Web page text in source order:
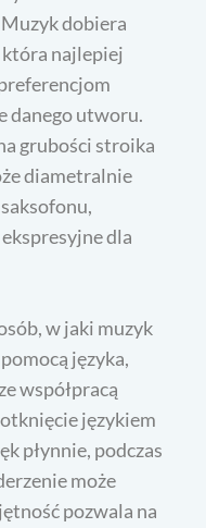
dobiera
najlepiej
danego utworu.
grubości stroika
diametralnie
dla
w jaki muzyk
języka,
współpracą
językiem
płynnie, podczas
może
pozwala na